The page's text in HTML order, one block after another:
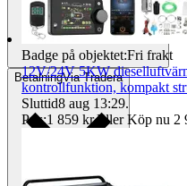
BetalningVia Tradera
Badge på objektet:Fri frakt
12V/24V 5KW
kontrollfunktion, kompakt
Sluttid8 aug 13:29.
Pris:1 859 kr,Eller Köp nu 2